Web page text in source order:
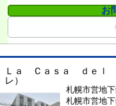
お
Ｌａ Ｃａｓａ ｄｅｌ
レ）
札幌市営地
札幌市営地